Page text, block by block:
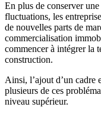
En plus de conserver
fluctuations, les
de nouvelles parts de
commercialisation
commencer à intégrer la
construction.
Ainsi, l’ajout d’un cadre
plusieurs de ces
niveau supérieur.